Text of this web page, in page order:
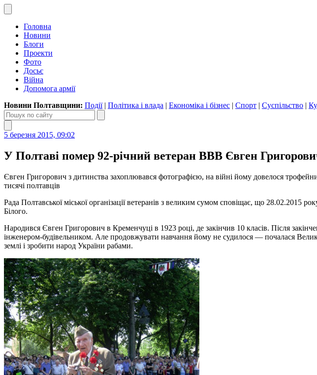
Головна
Новини
Блоги
Проекти
Фото
Досьє
Війна
Допомога армії
Новини Полтавщини: Події| Політика і влада | Економіка і бізнес | Спорт | Суспільство |
5 березня 2015, 09:02
У Полтаві помер 92-річний ветеран ВВВ Євген
Євген Григорович з дитинства захоплювався фотографією, на війні йому довелося
тисячі полтавців
Рада Полтавської міської організації ветеранів з великим сумом сповіщає, що 28.02.2015
Білого.
Народився Євген Григорович в Кременчуці в 1923 році, де закінчив 10 класів. Після
інженером-будівельником. Але продовжувати навчання йому не судилося — почалася
землі і зробити народ України рабами.